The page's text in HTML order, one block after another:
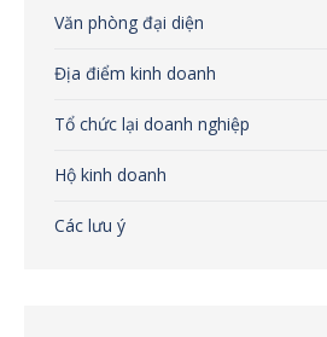
Văn phòng đại diện
Địa điểm kinh doanh
Tổ chức lại doanh nghiệp
Hộ kinh doanh
Các lưu ý